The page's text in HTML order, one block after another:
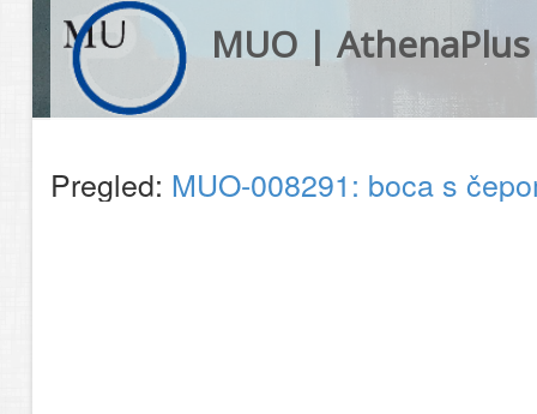
MUO | AthenaPlus
Pregled: MUO-008291: boca s